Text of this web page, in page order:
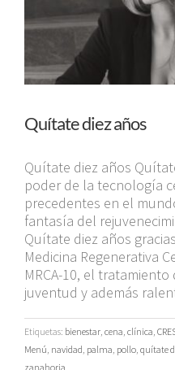
Quítate diez años
Quítate diez años
poder de la tecnología
precedentes en el
fantasía del
Quítate diez años
Medicina Regenerativa
MRCA-10, el
juventud y además
Etiquetas: bienestar cena clínica
Menú navidad palma pollo quítate
zanahoria